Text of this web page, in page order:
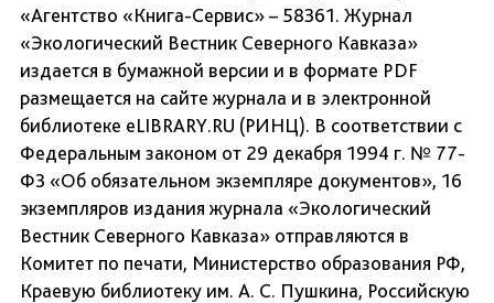
«Агентство «Книга-Сервис» – 58361. Журнал
«Экологический Вестник Северного Кавказа»
издается в бумажной версии и в формате PDF
размещается на сайте журнала и в электронной
библиотеке eLIBRARY.RU (РИНЦ). В соответствии с
Федеральным законом от 29 декабря 1994 г. № 77-
ФЗ «Об обязательном экземпляре документов», 16
экземпляров издания журнала «Экологический
Вестник Северного Кавказа» отправляются в
Комитет по печати, Министерство образования РФ,
Краевую библиотеку им. А. С. Пушкина, Российскую